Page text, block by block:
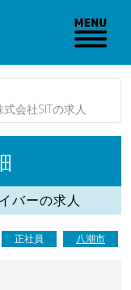
式会社SITの求人
バーの求人
正社員 八潮市